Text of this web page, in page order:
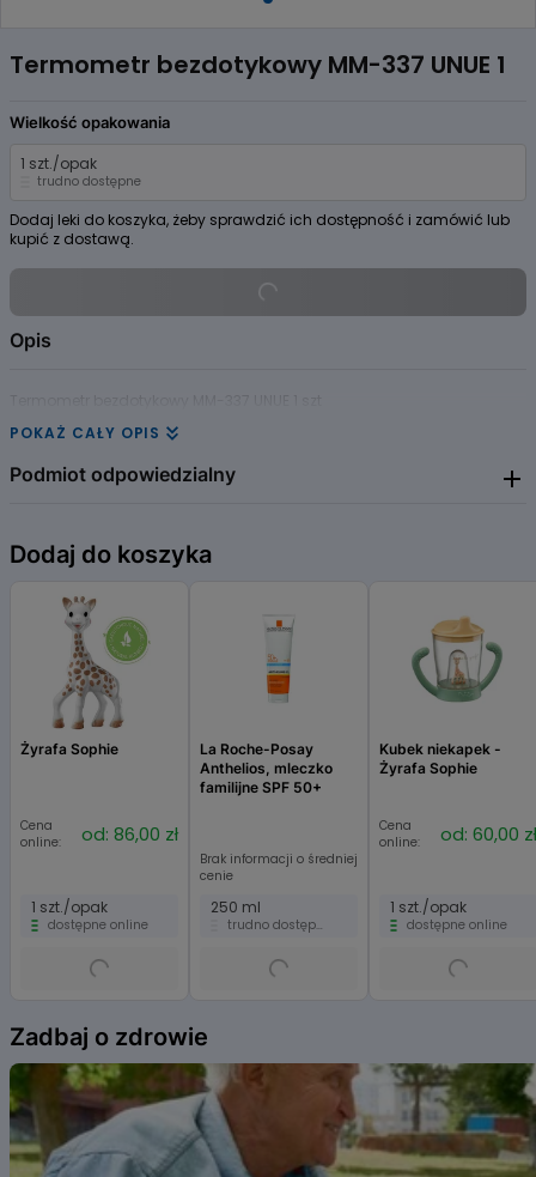
1
of
Termometr bezdotykowy MM-337 UNUE 1
Wielkość opakowania
1 szt./opak
trudno dostępne
Dodaj leki do koszyka, żeby sprawdzić ich dostępność i zamówić lub
kupić z dostawą.
Opis
POKAŻ CAŁY OPIS
Podmiot odpowiedzialny
Dodaj do koszyka
Żyrafa Sophie
Cena
online:
od: 86,00 zł
1 szt./opak
dostępne online
La Roche-Posay
Anthelios, mleczko
familijne SPF 50+
Brak informacji o średniej
cenie
250 ml
trudno dostępne
Kubek niekapek -
Żyrafa Sophie
Cena
online:
od: 60,00 zł
1 szt./opak
dostępne online
1
of
6
Zadbaj o zdrowie